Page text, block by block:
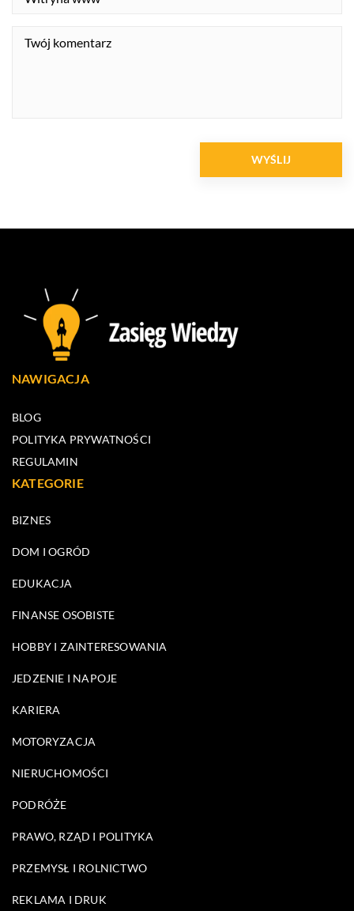
NAWIGACJA
BLOG
POLITYKA PRYWATNOŚCI
REGULAMIN
KATEGORIE
BIZNES
DOM I OGRÓD
EDUKACJA
FINANSE OSOBISTE
HOBBY I ZAINTERESOWANIA
JEDZENIE I NAPOJE
KARIERA
MOTORYZACJA
NIERUCHOMOŚCI
PODRÓŻE
PRAWO, RZĄD I POLITYKA
PRZEMYSŁ I ROLNICTWO
REKLAMA I DRUK